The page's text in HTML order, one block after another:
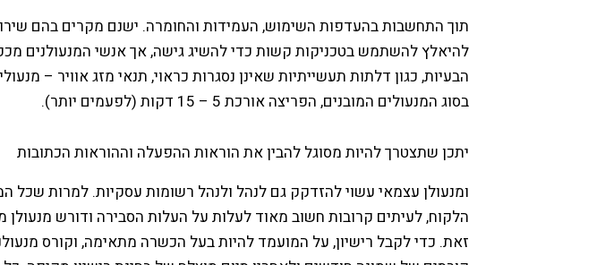
תוך התחשבות בהעדפות השימוש, העמידות והחומרה. ישנם מקרים בהם
להיאלץ להשתמש בטכניקות קשות כדי להשיג גישה, אך אנשי המנעולנים
הבעיות, כגון דלתות תעשייתיות שאינן נסגרות כראוי, תנאי מזג אוויר –
בסוג המנעולים המובנים, הפריצה אורכת 5 – 15 דקות (לפעמים יותר).
יתכן שתצטרך להיות מסוגל להבין את הוראות ההפעלה וההוראות הכתובות
ומנעולן עצמאי עשוי להזדקק גם לנהל ולנהל רשומות עסקיות. למרות שכל
הלקוח, לעיתים קרובות חשוב מאוד לעלות על העלות הסבירה ודורש מנעולן
זאת. כדי לקבל רישיון, על המועמד להיות בעל הכשרה מתאימה, וקורס